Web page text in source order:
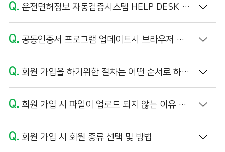
Q. 운전면허정보 자동검증시스템 HELP DESK 운영 시간
Q. 공동인증서 프로그램 업데이트시 브라우저 캐시 삭제 방법
Q. 회원 가입을 하기위한 절차는 어떤 순서로 하나요?
Q. 회원 가입 시 파일이 업로드 되지 않는 이유 및 해결방법 (PDF 파일 만들기)
Q. 회원 가입 시 회원 종류 선택 및 방법